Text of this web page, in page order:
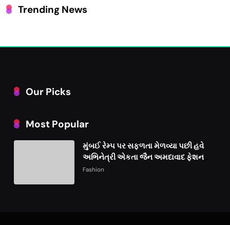
Trending News
Our Picks
Most Popular
મુંબઈ રેમ્પ પર સફળતા મેળવ્યા પછી હવે
અભિનેત્રી એકતા જૈન અમદાવાદ ફેશન
વીકમાં પોતાની પ્રતિભા પ્રદર્શિત કરશે
Fashion